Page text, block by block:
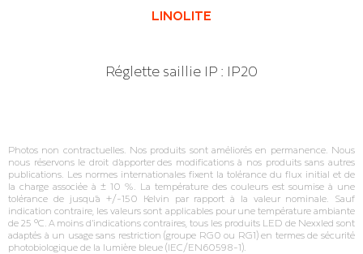
LINOLITE
Réglette saillie IP : IP20
Photos non contractuelles. Nos produits sont améliorés en permanence. Nous
nous réservons le droit d’apporter des modifications à nos produits sans autres
publications. Les normes internationales fixent la tolérance du flux initial et de
la charge associée à ± 10 %. La température des couleurs est soumise à une
tolérance de jusqu’à +/‐150 Kelvin par rapport à la valeur nominale. Sauf
indication contraire, les valeurs sont applicables pour une température ambiante
de 25 °C. A moins d’indications contraires, tous les produits LED de Nexxled sont
adaptés à un usage sans restriction (groupe RG0 ou RG1) en termes de sécurité
photobiologique de la lumière bleue (IEC/EN60598‐1).